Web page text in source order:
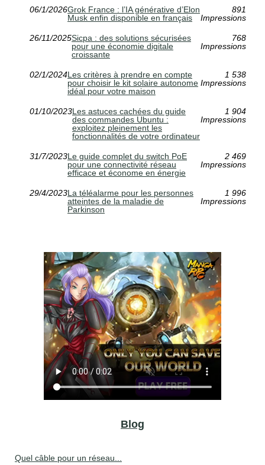
06/1/2026Grok France : l’IA générative d’Elon
Musk enfin disponible en français
891
Impressions
26/11/2025Sicpa : des solutions sécurisées
pour une économie digitale
croissante
768
Impressions
02/1/2024Les critères à prendre en compte
pour choisir le kit solaire autonome
idéal pour votre maison
1 538
Impressions
01/10/2023Les astuces cachées du guide
des commandes Ubuntu :
exploitez pleinement les
fonctionnalités de votre ordinateur
1 904
Impressions
31/7/2023Le guide complet du switch PoE
pour une connectivité réseau
efficace et économe en énergie
2 469
Impressions
29/4/2023La téléalarme pour les personnes
atteintes de la maladie de
Parkinson
1 996
Impressions
Blog
Quel câble pour un réseau...